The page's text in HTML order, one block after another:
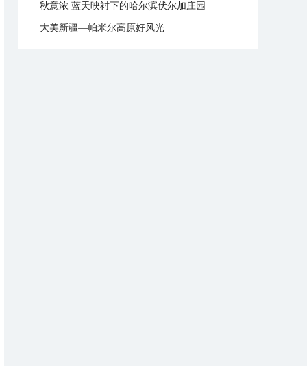
秋意浓 蓝天映衬下的哈尔滨伏尔加庄园
大美新疆—帕米尔高原好风光